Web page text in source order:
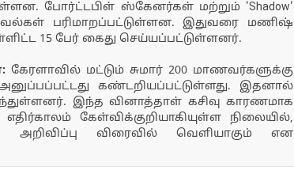
போர்ட்டபிள் ஸ்கேனர்கள் மற்றும் 'Shadow'
பரிமாறப்பட்டுள்ளன. இதுவரை மணிஷ்
15 பேர் கைது செய்யப்பட்டுள்ளனர்.
கேரளாவில் மட்டும் சுமார் 200 மாணவர்களுக்கு
கண்டறியப்பட்டுள்ளது. இதனால்
இந்த வினாத்தாள் கசிவு காரணமாக
கேள்விக்குறியாகியுள்ள நிலையில்,
அறிவிப்பு விரைவில் வெளியாகும் என